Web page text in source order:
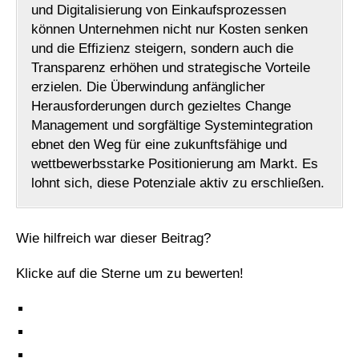
und Digitalisierung von Einkaufsprozessen
können Unternehmen nicht nur Kosten senken
und die Effizienz steigern, sondern auch die
Transparenz erhöhen und strategische Vorteile
erzielen. Die Überwindung anfänglicher
Herausforderungen durch gezieltes Change
Management und sorgfältige Systemintegration
ebnet den Weg für eine zukunftsfähige und
wettbewerbsstarke Positionierung am Markt. Es
lohnt sich, diese Potenziale aktiv zu erschließen.
Wie hilfreich war dieser Beitrag?
Klicke auf die Sterne um zu bewerten!